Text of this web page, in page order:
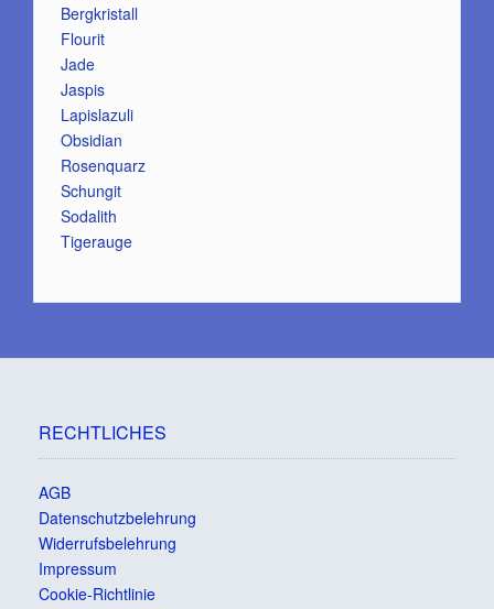
Bergkristall
Flourit
Jade
Jaspis
Lapislazuli
Obsidian
Rosenquarz
Schungit
Sodalith
Tigerauge
RECHTLICHES
AGB
Datenschutzbelehrung
Widerrufsbelehrung
Impressum
Cookie-Richtlinie